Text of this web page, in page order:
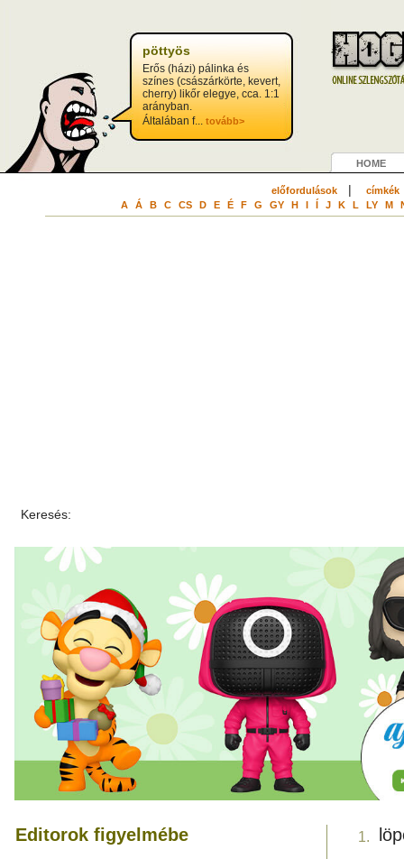
pöttyös
Erős (házi) pálinka és
színes (császárkörte, kevert,
cherry) likőr elegye, cca. 1:1
arányban.
Általában f... tovább>
HOME
előfordulások| címkék
A Á B C CS D E É F G GY H I Í J K L LY M
Keresés:
Editorok figyelmébe 1.